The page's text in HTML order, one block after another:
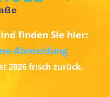
finden Sie hier:
Abmeldung
2026 frisch zurück.